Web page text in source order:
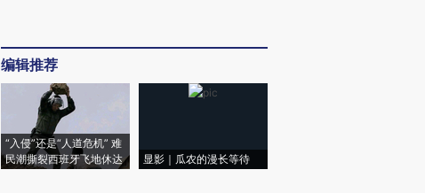
编辑推荐
“入侵”还是“人道危机” 难
民潮撕裂西班牙飞地休达
显影｜瓜农的漫长等待